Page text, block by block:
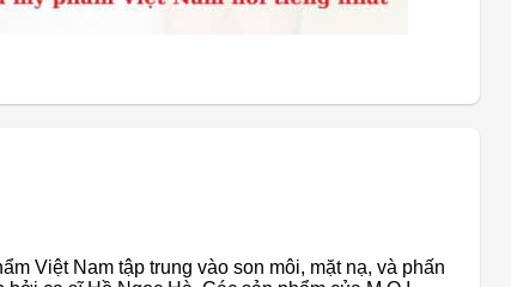
Việt Nam tập trung vào son môi, mặt nạ, và phấn